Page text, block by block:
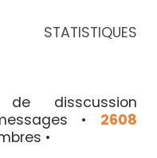
STATISTIQUES
disscussion
• 2608
•